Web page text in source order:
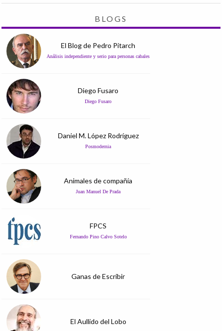
BLOGS
El Blog de Pedro Pitarch
Análisis independiente y serio para personas cabales
Diego Fusaro
Diego Fusaro
Daniel M. López Rodríguez
Posmodernia
Animales de compañía
Juan Manuel De Prada
FPCS
Fernando Pino Calvo Sotelo
Ganas de Escribir
El Aullido del Lobo